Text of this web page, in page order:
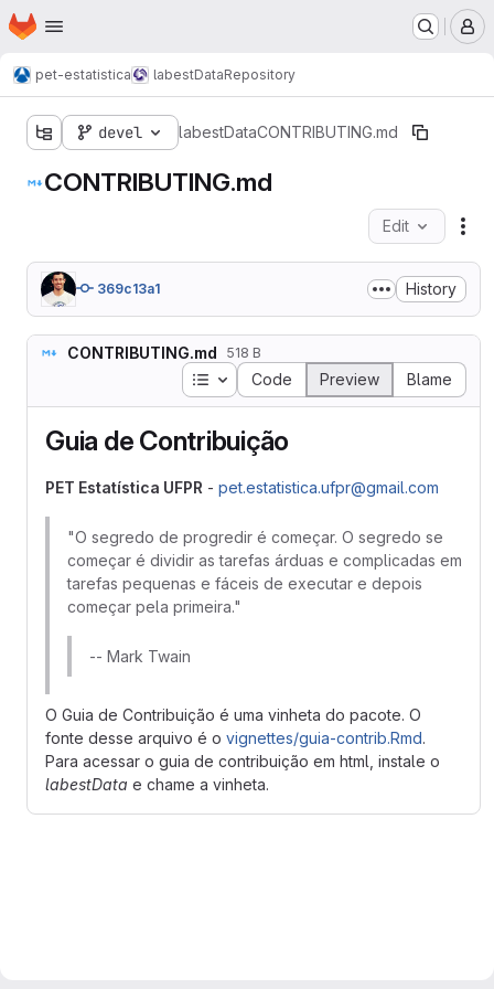
Skip to main content
Homepage
pet-estatistica labestDataRepository
devel labestDataCONTRIBUTING.md
CONTRIBUTING.md
Edit
369c13a1 History
CONTRIBUTING.md 518 B
Table of contents
Code Preview Blame
Guia de Contribuição
PET Estatística UFPR - pet.estatistica.ufpr@gmail.com
"O segredo de progredir é começar. O segredo se
começar é dividir as tarefas árduas e complicadas em
tarefas pequenas e fáceis de executar e depois
começar pela primeira."
-- Mark Twain
O Guia de Contribuição é uma vinheta do pacote. O
fonte desse arquivo é o vignettes/guia-contrib.Rmd.
Para acessar o guia de contribuição em html, instale o
labestData e chame a vinheta.